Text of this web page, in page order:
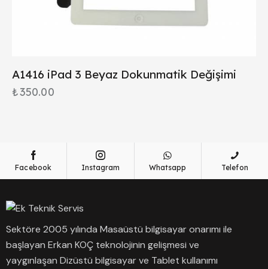
A1416 iPad 3 Beyaz Dokunmatik Değişimi
₺350.00
Facebook Instagram Whatsapp Telefon
Sektöre 2005 yılında Masaüstü bilgisayar onarımı ile
başlayan Erkan KOÇ teknolojinin gelişmesi ve
yaygınlaşan Dizüstü bilgisayar ve Tablet kullanımı